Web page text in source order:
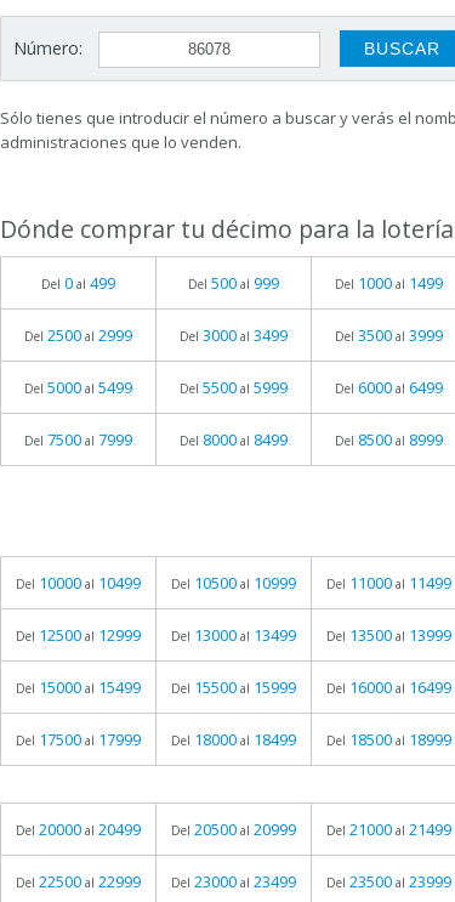
Número:
Sólo tienes que introducir el número a buscar y verás el
administraciones que lo venden.
Dónde comprar tu décimo para la
Del 0 al 499 Del 500 al 999 Del 1000 al 1499
Del 2500 al 2999 Del 3000 al 3499 Del 3500 al 3999
Del 5000 al 5499 Del 5500 al 5999 Del 6000 al 6499
Del 7500 al 7999 Del 8000 al 8499 Del 8500 al 8999
Del 10000 al 10499 Del 10500 al 10999 Del 11000 al 11499
Del 12500 al 12999 Del 13000 al 13499 Del 13500 al 13999
Del 15000 al 15499 Del 15500 al 15999 Del 16000 al 16499
Del 17500 al 17999 Del 18000 al 18499 Del 18500 al 18999
Del 20000 al 20499 Del 20500 al 20999 Del 21000 al 21499
Del 22500 al 22999 Del 23000 al 23499 Del 23500 al 23999